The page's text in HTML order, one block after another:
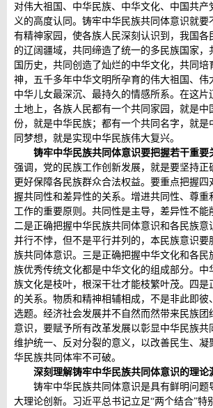
对伟大祖国、中华民族、中华文化、中国共产
义的高度认同。铸牢中华民族共同体意识就要
有精神家园，使各族人民深刻认识到，我国各
的辽阔疆域，共同缔造了统一的多民族国家，
国历史，共同创造了灿烂的中华文化，共同培
神，五千多年中华文明所孕育的伟大祖国、伟
中华儿女最深沉、最持久的情感所系。在这片
土地上，各族人民都有一个共同家园，就是中
份，就是中华民族；都有一个共同名字，就是
同梦想，就是实现中华民族伟大复兴。
铸牢中华民族共同体意识要把握若干重要
强调，党的民族工作创新发展，就是要坚持正
更好保障各民族群众合法权益。要重点把握四
握共同性和差异性的关系。增进共同性、尊重
工作的重要原则。共同性是主导，差异性不能
二是正确把握中华民族共同体意识和各民族意
并行不悖，但不是平行并列的，本民族意识要
族共同体意识。三是正确把握中华文化和各民
族优秀传统文化都是中华文化的组成部分。中
族文化是枝叶，根深干壮才能枝繁叶茂。四是
的关系。物质和精神相辅相成，不是非此即彼
选题。经济社会发展并不自然而然带来民族团
意识，要赋予所有改革发展以彰显中华民族共
维护统一、反对分裂的意义，以改善民生、凝
华民族共同体牢不可破。
深刻理解铸牢中华民族共同体意识的理论
铸牢中华民族共同体意识是具有鲜明问题
大理论创新。习近平总书记立足“两个结合”特